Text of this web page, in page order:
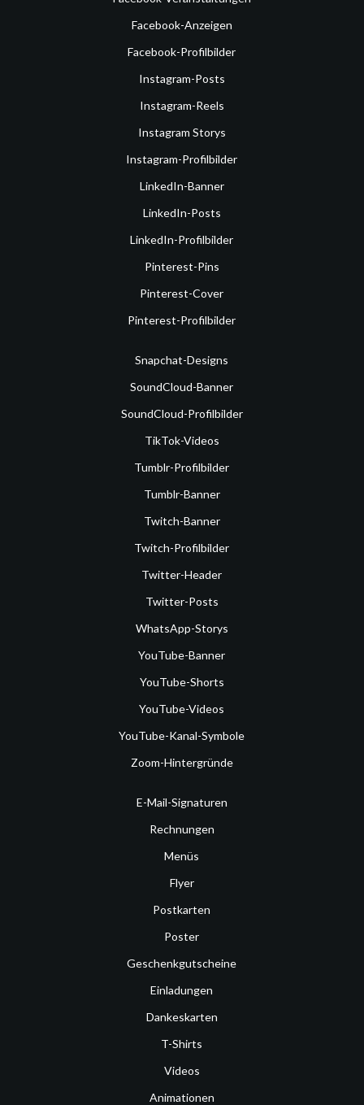
Facebook-Anzeigen
Facebook-Profilbilder
Instagram-Posts
Instagram-Reels
Instagram Storys
Instagram-Profilbilder
LinkedIn-Banner
LinkedIn-Posts
LinkedIn-Profilbilder
Pinterest-Pins
Pinterest-Cover
Pinterest-Profilbilder
Snapchat-Designs
SoundCloud-Banner
SoundCloud-Profilbilder
TikTok-Videos
Tumblr-Profilbilder
Tumblr-Banner
Twitch-Banner
Twitch-Profilbilder
Twitter-Header
Twitter-Posts
WhatsApp-Storys
YouTube-Banner
YouTube-Shorts
YouTube-Videos
YouTube-Kanal-Symbole
Zoom-Hintergründe
E-Mail-Signaturen
Rechnungen
Menüs
Flyer
Postkarten
Poster
Geschenkgutscheine
Einladungen
Dankeskarten
T-Shirts
Videos
Animationen